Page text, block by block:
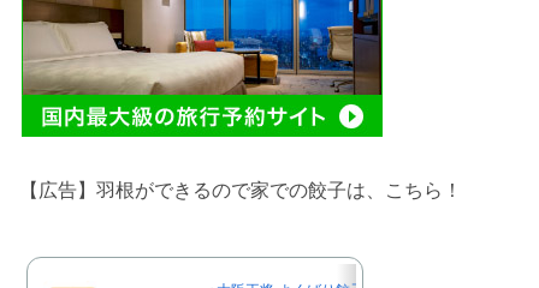
【広告】羽根ができるので家での餃子は、こちら！